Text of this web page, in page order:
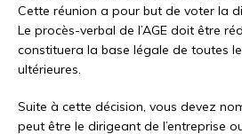
Cette réunion a pour but de voter la
Le procès-verbal de l’AGE doit être
constituera la base légale de toutes
ultérieures.
Suite à cette décision, vous devez
peut être le dirigeant de l’entreprise